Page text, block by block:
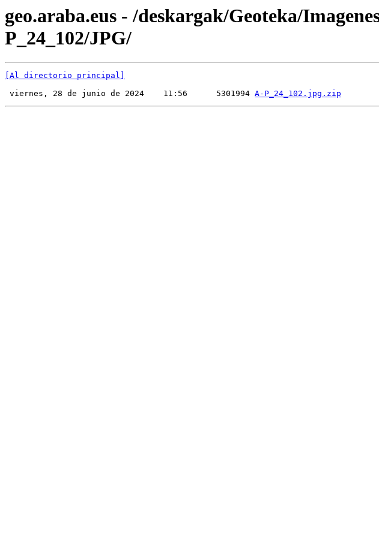
geo.araba.eus - /deskargak/Geoteka/
P_24_102/JPG/
[Al directorio principal]
viernes, 28 de junio de 2024    11:56      5301994 A-P_24_102.jpg.zip